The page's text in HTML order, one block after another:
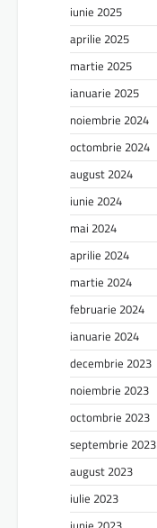
iunie 2025
aprilie 2025
martie 2025
ianuarie 2025
noiembrie 2024
octombrie 2024
august 2024
iunie 2024
mai 2024
aprilie 2024
martie 2024
februarie 2024
ianuarie 2024
decembrie 2023
noiembrie 2023
octombrie 2023
septembrie 2023
august 2023
iulie 2023